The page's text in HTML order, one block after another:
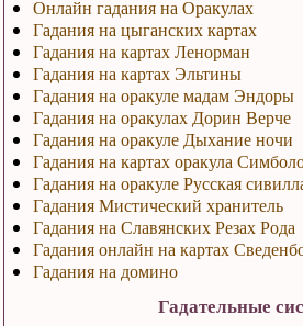
Онлайн гадания на Оракулах
Гадания на цыганских картах
Гадания на картах Ленорман
Гадания на картах Эльтины
Гадания на оракуле мадам Эндоры
Гадания на оракулах Дорин Верче
Гадания на оракуле Дыхание ночи
Гадания на картах оракула
Гадания на оракуле Русская
Гадания Мистический хранитель
Гадания на Славянских Резах Рода
Гадания онлайн на картах
Гадания на домино
Гадательные